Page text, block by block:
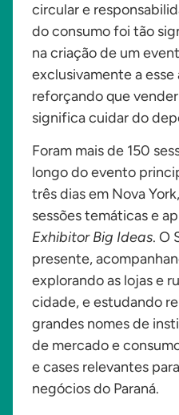
circular e
do consumo foi tão
na criação de um
exclusivamente a esse
reforçando que
significa cuidar do
Foram mais de 150
longo do evento
três dias em Nova
sessões temáticas e
Exhibitor Big Ideas. O
presente,
explorando as lojas e
cidade, e estudando
grandes nomes de
de mercado e
e cases relevantes
negócios do Paraná.